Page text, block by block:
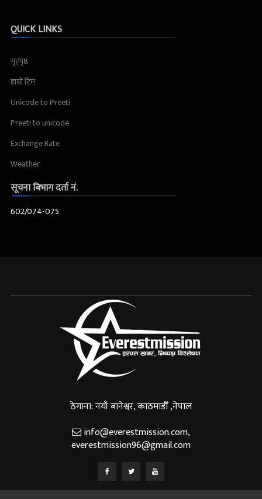
QUICK LINKS
गृहपृष्ठ
हाम्रो टिम
Unicode to Preeti
Preeti to unicode
Exchange Rate
Weather
सूचना बिभाग दर्ता नं.
602/074-075
ठेगाना: नयाँ बानेश्वर, काठमाडौँ ,नेपाल
info@everestmission.com,
everestmission96@gmail.com